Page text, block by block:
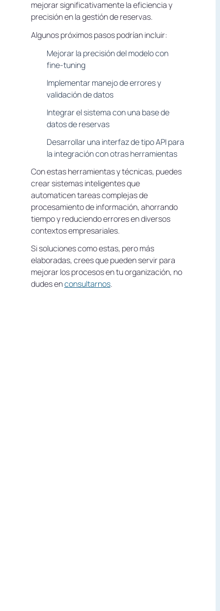
mejorar significativamente la eficiencia y
precisión en la gestión de reservas.
Algunos próximos pasos podrían incluir:
Mejorar la precisión del modelo con
fine-tuning
Implementar manejo de errores y
validación de datos
Integrar el sistema con una base de
datos de reservas
Desarrollar una interfaz de tipo API para
la integración con otras herramientas
Con estas herramientas y técnicas, puedes
crear sistemas inteligentes que
automaticen tareas complejas de
procesamiento de información, ahorrando
tiempo y reduciendo errores en diversos
contextos empresariales.
Si soluciones como estas, pero más
elaboradas, crees que pueden servir para
mejorar los procesos en tu organización, no
dudes enconsultarnos.